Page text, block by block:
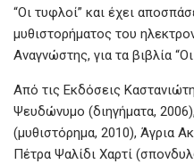
“Οι τυφλοί” και έχει
μυθιστορήματος του
Αναγνώστης, για τα βιβλία
Από τις Εκδόσεις
Ψευδώνυμο (διηγήματα,
(μυθιστόρημα, 2010), Άγρια
Πέτρα Ψαλίδι Χαρτί